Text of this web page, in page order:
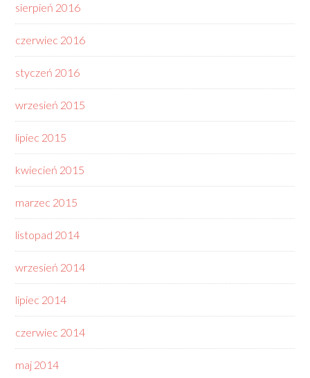
sierpień 2016
czerwiec 2016
styczeń 2016
wrzesień 2015
lipiec 2015
kwiecień 2015
marzec 2015
listopad 2014
wrzesień 2014
lipiec 2014
czerwiec 2014
maj 2014